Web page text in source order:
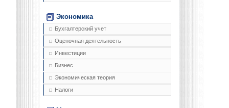
Экономика
Бухгалтерский учет
Оценочная деятельность
Инвестиции
Бизнес
Экономическая теория
Налоги